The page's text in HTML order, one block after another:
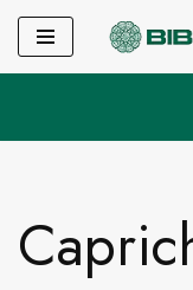
Pular
o